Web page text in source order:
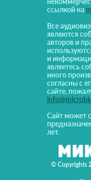
© Copyrights
ссылкой на
Все
являются
авторов и
и
являетесь
иного
согласны с
сайте,
Сайт может
лет.